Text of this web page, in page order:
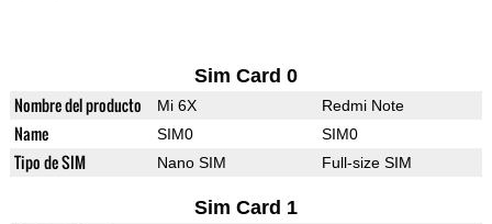
Sim Card 0
Nombre del producto Mi 6X Redmi Note
Name SIM0 SIM0
Tipo de SIM Nano SIM Full-size SIM
Sim Card 1